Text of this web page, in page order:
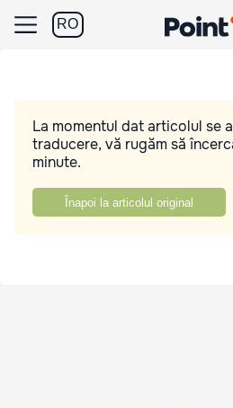
RO
La momentul dat articolul se
traducere, vă rugăm să
minute.
Înapoi la articolul original